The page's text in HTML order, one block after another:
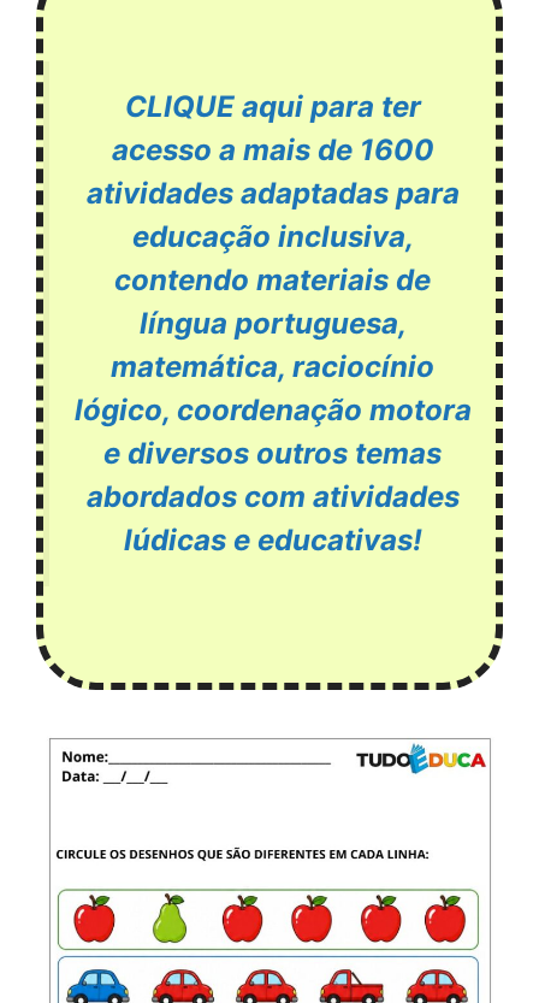
CLIQUE aqui para ter
acesso a mais de 1600
atividades adaptadas para
educação inclusiva,
contendo materiais de
língua portuguesa,
matemática, raciocínio
lógico, coordenação motora
e diversos outros temas
abordados com atividades
lúdicas e educativas!